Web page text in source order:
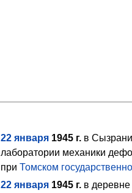
22 января 1945г.в Сызрани
лаборатории механики
при Томском
22 января 1945г.в деревне